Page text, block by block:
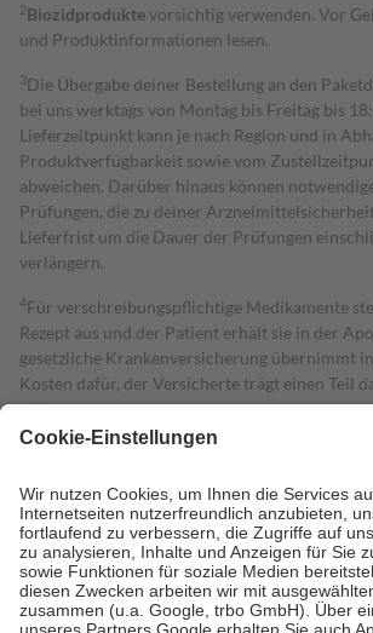
2Biozidproduktevorsichtig verwenden. Vor
und Produktinformationen lesen.
3Die Übergabe deiner Bestellung an den
bei uns werktags von Montag bis Freitag bis
Lieferzeitpunkt kann je nach Region und in
Produktverfügbarkeit sowie vom
abweichen. Darüber hinaus können
Prüfungen, die zu deiner
Lieferfrist um die Dauer der Prüfungen
verlängern.
4Für verschreibungspflichtige Medikamente
Rezept aus und der Patient erhält sie in der
gesetzliche Krankenversicherung übernimmt
Kosten dafür, der Versicherte trägt einen Teil
mit.
Grundsätzlich leisten Mitglieder Zuzahlungen
höchstens zehn Euro.
Es sind jedoch nie mehr
Kosten der Leistung zu entrichten.
Diese Regeln gelten grundsätzlich auch für
Bei Heilmitteln und häuslicher Krankenpflege
Zuzahlung zehn Prozent der Kosten sowie
Verordnung.